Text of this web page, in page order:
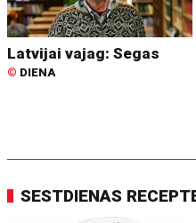
Latvijai vajag: Segas
© DIENA
SESTDIENAS